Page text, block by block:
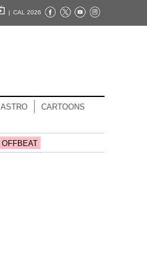
| CAL 2026
ASTRO CARTOONS
OFFBEAT